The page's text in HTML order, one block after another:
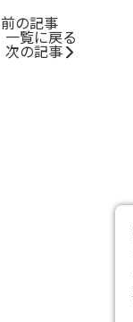
前の記事
一覧に戻る
次の記事